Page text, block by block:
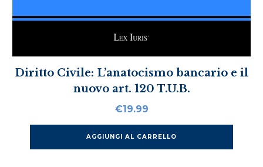
Diritto Civile: L’anatocismo bancario e il
nuovo art. 120 T.U.B.
€19.99
AGGIUNGI AL CARRELLO